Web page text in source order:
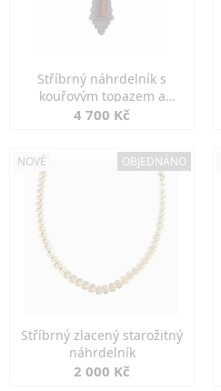
Stříbrný náhrdelník s
kouřovým topazem a
markazity
4 700 Kč
NOVÉ OBJEDNÁNO
Stříbrný zlacený starožitný
náhrdelník
2 000 Kč